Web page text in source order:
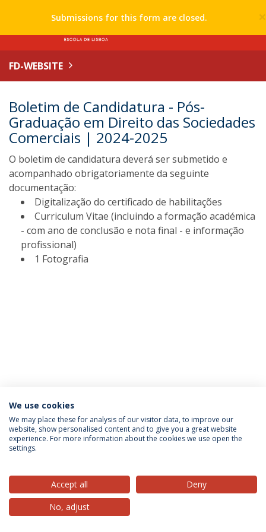
×
Submissions for this form are closed.
FD-WEBSITE
Boletim de Candidatura - Pós-
Graduação em Direito das Sociedades
Comerciais | 2024-2025
O boletim de candidatura deverá ser submetido e
acompanhado obrigatoriamente da seguinte
documentação:
Digitalização do certificado de habilitações
Curriculum Vitae (incluindo a formação académica
- com ano de conclusão e nota final - e informação
profissional)
1 Fotografia
Privacy Policy Terms & Conditions Rights of Data Subjects
© 2026 Universidade Católica Portuguesa
We use cookies
We may place these for analysis of our visitor data, to improve our
website, show personalised content and to give you a great website
experience. For more information about the cookies we use open the
settings.
Accept all
Deny
No, adjust